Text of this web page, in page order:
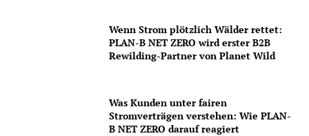
Wenn Strom plötzlich Wälder rettet:
PLAN-B NET ZERO wird erster B2B
Rewilding-Partner von Planet Wild
Was Kunden unter fairen
Stromverträgen verstehen: Wie PLAN-
B NET ZERO darauf reagiert